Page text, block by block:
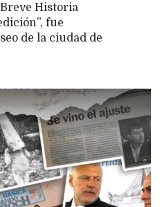
Historia
fue
de la ciudad de